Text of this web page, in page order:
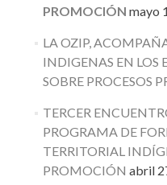
PROMOCIÓN mayo
LA OZIP,
INDIGENAS EN LOS
SOBRE PROCESOS
TERCER
PROGRAMA DE
TERRITORIAL
PROMOCIÓN abril